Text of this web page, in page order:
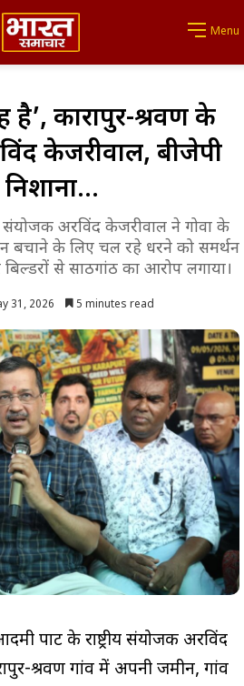
Menu
है’, कारापुर-श्रवण के
केजरीवाल, बीजेपी
संयोजक अरविंद केजरीवाल ने गोवा के
बचाने के लिए चल रहे धरने को समर्थन
बिल्डरों से साठगांठ का आरोप लगाया।
31, 2026 5 minutes read
पार्टी के राष्ट्रीय संयोजक अरविंद
श्रवण गांव में अपनी जमीन, गांव